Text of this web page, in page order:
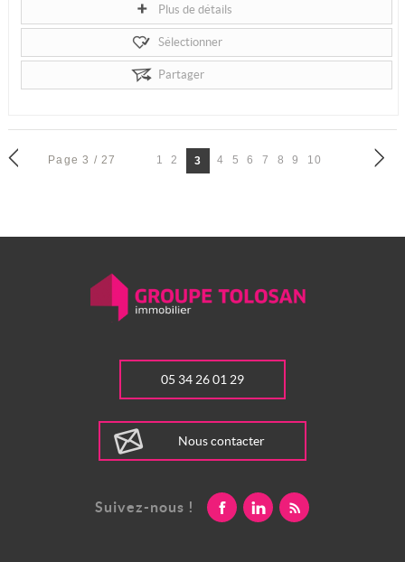
Plus de détails
Sélectionner
Partager
Page 3 / 27 1 2 3 4 5 6 7 8 9 10
05 34 26 01 29
Nous contacter
Suivez-nous !